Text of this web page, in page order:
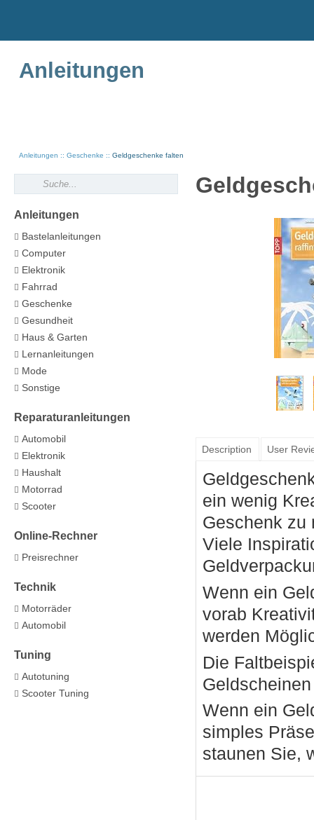
Anleitungen
Anleitungen Geschenke Geldgeschenke falten
Description User
ein wenig
Geschenk zu
Viele
Wenn ein
vorab
werden
Die
Wenn ein
simples
staunen Sie,
Anleitungen
Bastelanleitungen
Computer
Elektronik
Fahrrad
Geschenke
Gesundheit
Haus & Garten
Lernanleitungen
Mode
Sonstige
Reparaturanleitungen
Automobil
Elektronik
Haushalt
Motorrad
Scooter
Online-Rechner
Preisrechner
Technik
Motorräder
Automobil
Tuning
Autotuning
Scooter Tuning